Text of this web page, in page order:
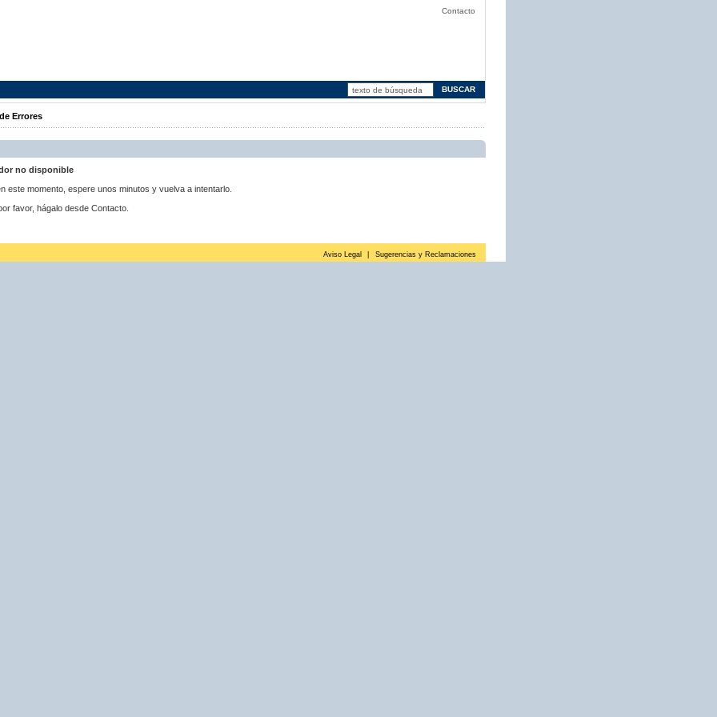
Contacto
Errores
no disponible
este momento, espere unos minutos y vuelva a intentarlo.
favor, hágalo desde Contacto.
Aviso Legal Sugerencias y Reclamaciones